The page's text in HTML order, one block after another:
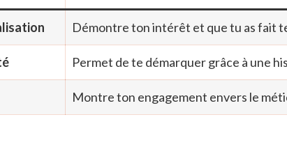
Démontre ton intérêt et que tu as fait
Permet de te démarquer grâce à une
Montre ton engagement envers le